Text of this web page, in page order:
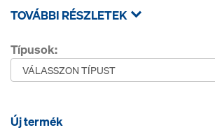
TOVÁBBI RÉSZLETEK
Típusok:
Új termék